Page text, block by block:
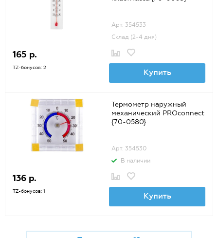
Арт. 354533
Склад (2-4 дня)
165 р.
TZ-бонусов: 2 Купить
Термометр наружный
механический PROconnect
{70-0580}
Арт. 354530
В наличии
136 р.
TZ-бонусов: 1 Купить